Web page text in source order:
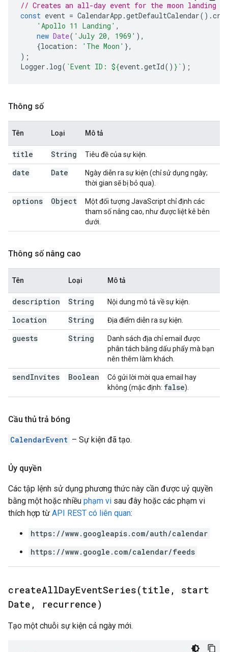
// Creates an all-day event for the moon landing
const event = CalendarApp .getDefaultCalendar().
'Apollo 11 Landing' ,
new Date( 'July 20, 1969' ),
{location : 'The Moon' },
);
Logger . log( `Event ID: ${event.getId() } ` );
Thông số
Tên Loại Mô tả
title String Tiêu đề của sự kiện.
date Date
Ngày diễn ra sự kiện (chỉ sử dụng ngày;
thời gian sẽ bị bỏ qua).
options Object
Một đối tượng JavaScript chỉ định các
tham số nâng cao, như được liệt kê bên
dưới.
Thông số nâng cao
Tên Loại Mô tả
description String Nội dung mô tả về sự kiện.
location String Địa điểm diễn ra sự kiện.
guests String
Danh sách địa chỉ email được
phân tách bằng dấu phẩy mà bạn
nên thêm làm khách.
sendInvites Boolean
Có gửi lời mời qua email hay
không (mặc định: false).
Cầu thủ trả bóng
CalendarEvent – Sự kiện đã tạo.
Ủy quyền
Các tập lệnh sử dụng phương thức này cần được uỷ quyền
bằng một hoặc nhiều phạm vi sau đây hoặc các phạm vi
thích hợp từ API REST có liên quan:
https://www.googleapis.com/auth/calendar
https://www.google.com/calendar/feeds
createAllDayEventSeries(title ,
start
Date , recurrence)
Tạo một chuỗi sự kiện cả ngày mới.